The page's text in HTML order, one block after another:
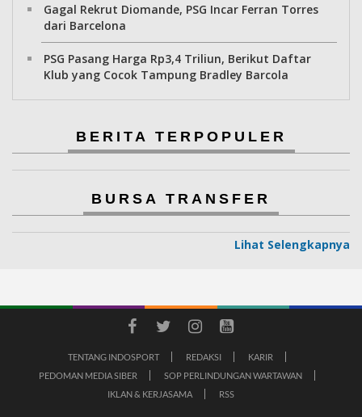
Gagal Rekrut Diomande, PSG Incar Ferran Torres
dari Barcelona
PSG Pasang Harga Rp3,4 Triliun, Berikut Daftar
Klub yang Cocok Tampung Bradley Barcola
BERITA TERPOPULER
BURSA TRANSFER
Lihat Selengkapnya
TENTANG INDOSPORT REDAKSI
KARIR
PEDOMAN MEDIA SIBER
SOP PERLINDUNGAN WARTAWAN
IKLAN & KERJASAMA
RSS